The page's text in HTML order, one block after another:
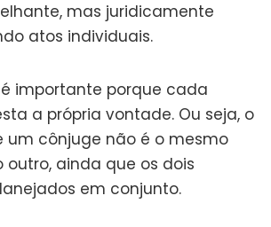
mas juridicamente
atos individuais.
importante porque cada
a própria vontade. Ou seja, o
cônjuge não é o mesmo
ainda que os dois
em conjunto.